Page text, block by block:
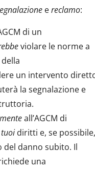
ereclamo:
di un
violare le norme a
un intervento
la segnalazione e
all’AGCM di
tuoi diritti e, se possibile,
danno subito. Il
una